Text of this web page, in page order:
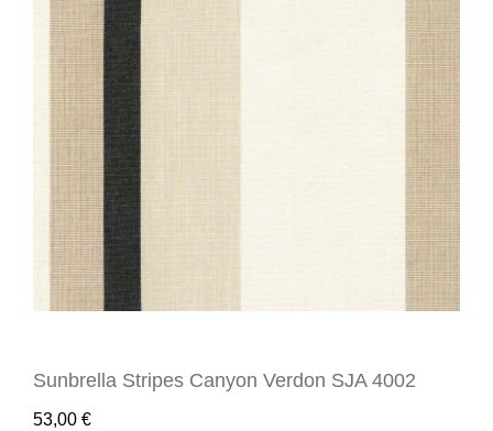
Sunbrella Stripes Canyon Verdon SJA 4002
53,00 €